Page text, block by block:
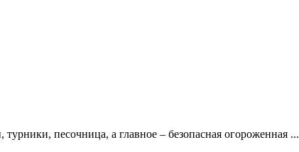
песочница, а главное – безопасная огороженная ...